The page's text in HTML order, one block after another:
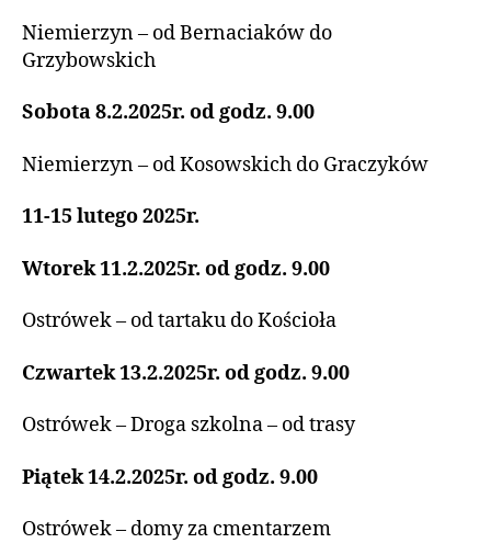
Niemierzyn – od Bernaciaków do
Grzybowskich
Sobota 8.2.2025r. od godz. 9.00
Niemierzyn – od Kosowskich do Graczyków
11-15 lutego 2025r.
Wtorek 11.2.2025r. od godz. 9.00
Ostrówek – od tartaku do Kościoła
Czwartek 13.2.2025r. od godz. 9.00
Ostrówek – Droga szkolna – od trasy
Piątek 14.2.2025r. od godz. 9.00
Ostrówek – domy za cmentarzem